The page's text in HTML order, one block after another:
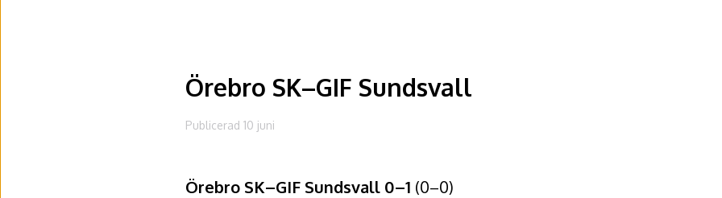
Örebro SK–GIF Sundsvall
Publicerad 10 juni
Örebro SK–GIF Sundsvall 0–1 (0–0)